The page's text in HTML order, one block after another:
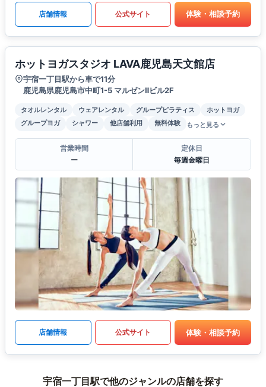
店舗情報 公式サイト 体験・相談予約
ホットヨガスタジオ LAVA鹿児島天文館店
宇宿一丁目駅から車で11分
鹿児島県鹿児島市中町1-5 マルゼンⅡビル2F
タオルレンタル ウェアレンタル グループピラティス
ホットヨガ
グループヨガ
シャワー 他店舗利用 無料体験 もっと見る
営業時間
ー
定休日
毎週金曜日
店舗情報 公式サイト 体験・相談予約
宇宿一丁目駅で他のジャンルの店舗を探す